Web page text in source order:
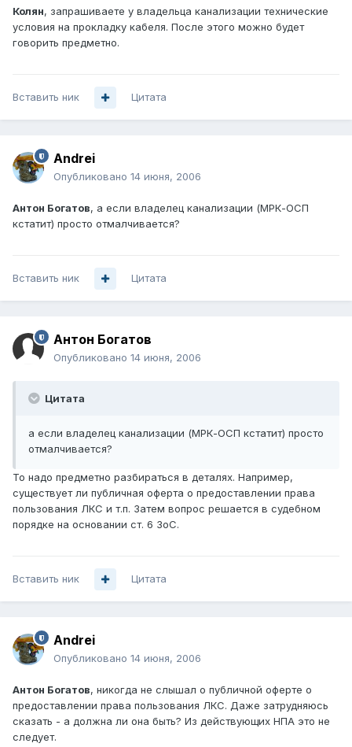
Колян, запрашиваете у владельца канализации технические
условия на прокладку кабеля. После этого можно будет
говорить предметно.
Вставить ник Цитата
Andrei
Опубликовано 14 июня, 2006
Антон Богатов, а если владелец канализации (МРК-ОСП
кстатит) просто отмалчивается?
Вставить ник Цитата
Антон Богатов
Опубликовано 14 июня, 2006
Цитата
а если владелец канализации (МРК-ОСП кстатит) просто
отмалчивается?
То надо предметно разбираться в деталях. Например,
существует ли публичная оферта о предоставлении права
пользования ЛКС и т.п. Затем вопрос решается в судебном
порядке на основании ст. 6 ЗоС.
Вставить ник Цитата
Andrei
Опубликовано 14 июня, 2006
Антон Богатов, никогда не слышал о публичной оферте о
предоставлении права пользования ЛКС. Даже затрудняюсь
сказать - а должна ли она быть? Из действующих НПА это не
следует.